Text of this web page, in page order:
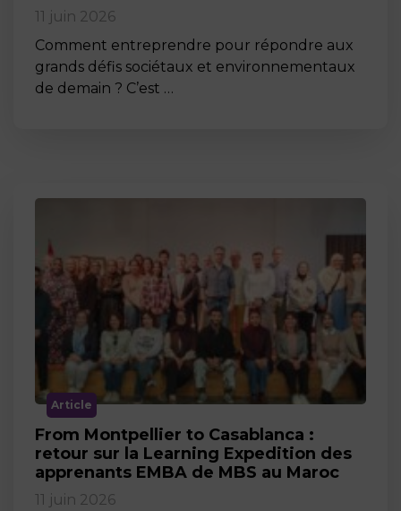
11 juin 2026
Comment entreprendre pour répondre aux
grands défis sociétaux et environnementaux
de demain ? C’est …
Article
From Montpellier to Casablanca :
retour sur la Learning Expedition des
apprenants EMBA de MBS au Maroc
11 juin 2026